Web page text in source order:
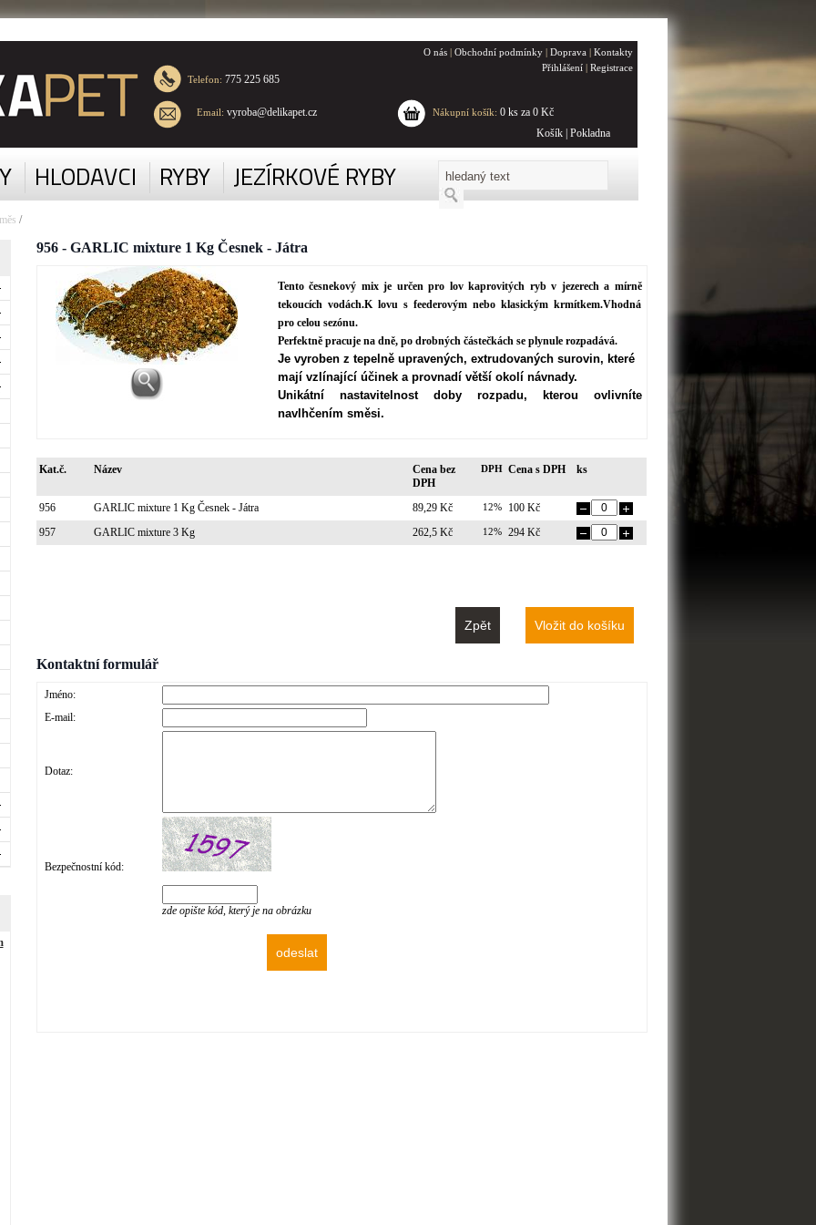
Telefon: 775 225 685
Email: vyroba@delikapet.cz
O nás | Obchodní podmínky | Doprava | Kontakty
Přihlášení | Registrace
Nákupní košík: 0 ks za 0 Kč
Košík
Pokladna
HLODAVCI RYBY JEZÍRKOVÉ RYBY
/
956 - GARLIC mixture 1 Kg Česnek - Játra
Tento česnekový mix je určen pro lov kaprovitých ryb v jezerech a mírně
tekoucích vodách.K lovu s feederovým nebo klasickým krmítkem.Vhodná
pro celou sezónu.
Perfektně pracuje na dně, po drobných částečkách se plynule rozpadává.
Je vyroben z tepelně upravených, extrudovaných surovin, které
mají vzlínající účinek a provnadí větší okolí návnady.
Unikátní nastavitelnost doby rozpadu, kterou ovlivníte
navlhčením směsi.
Kat.č. Název
Cena bez
DPH
DPH Cena s DPH ks
956 GARLIC mixture 1 Kg Česnek - Játra 89,29 Kč 12%
100 Kč
957
GARLIC mixture 3 Kg 262,5 Kč 12% 294 Kč
Kontaktní formulář
Jméno:
E-mail:
Dotaz:
Bezpečnostní kód:
zde opište kód, který je na obrázku